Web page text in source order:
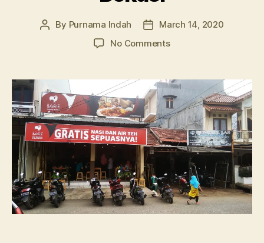
Post
By Purnama Indah
PostMarch 14, 2020
No Commentson
Sawce
Bekasi